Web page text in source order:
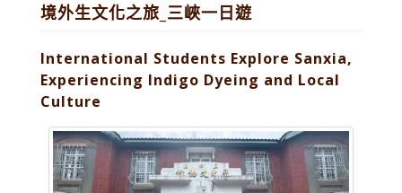
境外生文化之旅_三峽一日遊
International Students Explore Sanxia,
Experiencing Indigo Dyeing and Local
Culture